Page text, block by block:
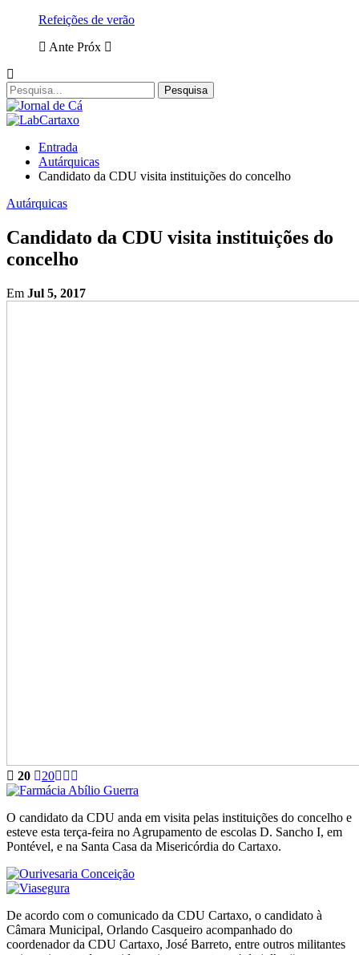
Refeições de verão
Ante Próx
Entrada
Autárquicas
Candidato da CDU visita instituições do concelho
Autárquicas
Candidato da CDU visita instituições do
concelho
Em Jul 5, 2017
20 20
O candidato da CDU anda em visita pelas instituições do concelho e
esteve esta terça-feira no Agrupamento de escolas D. Sancho I, em
Pontével, e na Santa Casa da Misericórdia do Cartaxo.
De acordo com o comunicado da CDU Cartaxo, o candidato à
Câmara Municipal, Orlando Casqueiro acompanhado do
coordenador da CDU Cartaxo, José Barreto, entre outros militantes